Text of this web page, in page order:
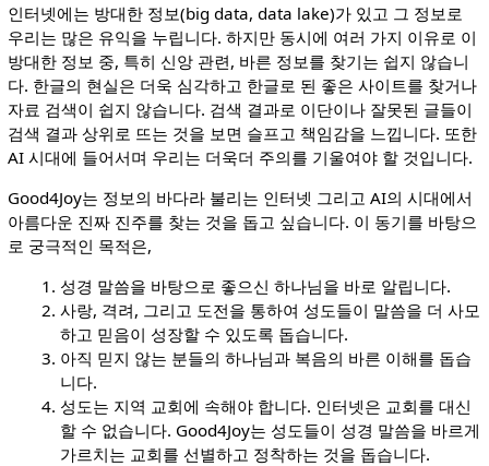
인터넷에는 방대한 정보(big data, data lake)가 있고 그 정보로
우리는 많은 유익을 누립니다. 하지만 동시에 여러 가지 이유로 이
방대한 정보 중, 특히 신앙 관련, 바른 정보를 찾기는 쉽지 않습니
다. 한글의 현실은 더욱 심각하고 한글로 된 좋은 사이트를 찾거나
자료 검색이 쉽지 않습니다. 검색 결과로 이단이나 잘못된 글들이
검색 결과 상위로 뜨는 것을 보면 슬프고 책임감을 느낍니다. 또한
AI 시대에 들어서며 우리는 더욱더 주의를 기울여야 할 것입니다.
Good4Joy는 정보의 바다라 불리는 인터넷 그리고 AI의 시대에서
아름다운 진짜 진주를 찾는 것을 돕고 싶습니다. 이 동기를 바탕으
로 궁극적인 목적은,
성경 말씀을 바탕으로 좋으신 하나님을 바로 알립니다.
사랑, 격려, 그리고 도전을 통하여 성도들이 말씀을 더 사모
하고 믿음이 성장할 수 있도록 돕습니다.
아직 믿지 않는 분들의 하나님과 복음의 바른 이해를 돕습
니다.
성도는 지역 교회에 속해야 합니다. 인터넷은 교회를 대신
할 수 없습니다. Good4Joy는 성도들이 성경 말씀을 바르게
가르치는 교회를 선별하고 정착하는 것을 돕습니다.